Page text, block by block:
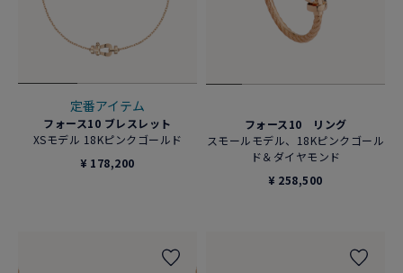
定番アイテム
フォース10 ブレスレット
XSモデル 18Kピンクゴールド
¥ 178,200
フォース10 リング
スモールモデル、18Kピンクゴール
ド＆ダイヤモンド
¥ 258,500